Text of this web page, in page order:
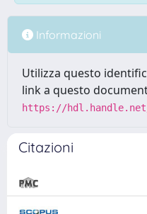
Informazioni
Utilizza questo
link a questo
https://hdl.handle.net/
Citazioni